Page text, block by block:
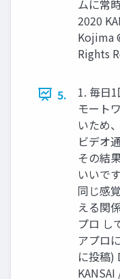
ムに常
2020
Kojima
Rights
5.
1. 毎日
モート
いため
ビデオ
その結
いいで
同じ感
える関
プロ し
アプロ
に投稿